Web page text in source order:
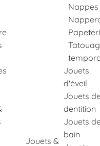
Nappes
Jouets &
Jouets
d'éveil
Jouets
dentition
Jouets
bain